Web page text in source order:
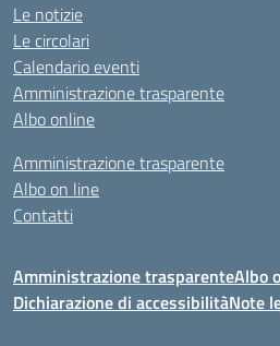
Le notizie
Le circolari
Calendario eventi
Amministrazione trasparente
Albo online
Amministrazione trasparente
Albo on line
Contatti
Amministrazione trasparenteAlbo
Dichiarazione di accessibilitàNote